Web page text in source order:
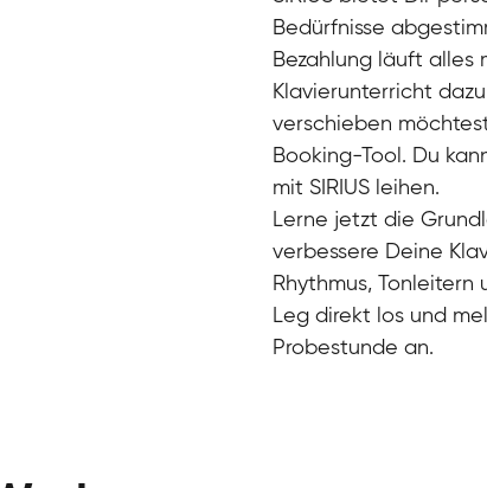
Charlotte
Klavier / Piano / Flügel
Bedürfnisse
Bezahlung läuft alles
Klavierunterricht
verschieben
Booking-Tool. Du
mit SIRIUS leihen.
Lerne jetzt die
verbessere Deine
Rhythmus,
Leg direkt los und
Probestunde an.